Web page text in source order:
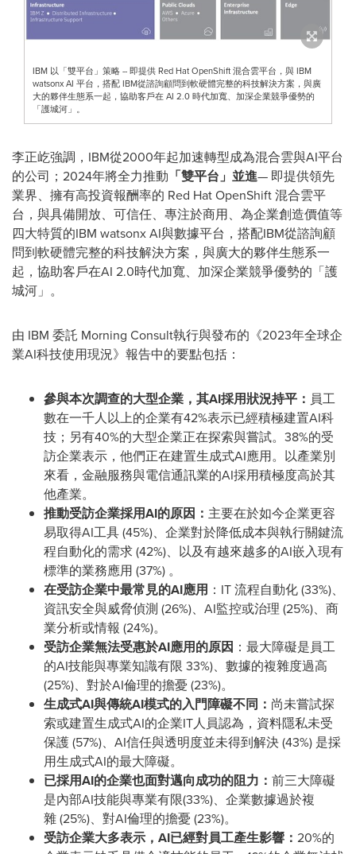
IBM 以「雙平台」策略 -- 即提供 Red Hat OpenShift 混合雲平台，與 IBM
watsonx AI 平台，搭配 IBM從諮詢顧問到軟硬體完整的科技解決方案，與廣
大的夥伴生態系一起，協助客戶在 AI 2.0 時代加寬、加深企業競爭優勢的
「護城河」。
李正屹強調，IBM從2000年起加速轉型成為混合雲與AI平台
的公司；2024年將全力推動 「雙平台」並進— 即提供領先
業界、擁有高投資報酬率的 Red Hat OpenShift 混合雲平
台，與具備開放、可信任、專注於商用、為企業創造價值等
四大特質的IBM watsonx AI與數據平台，搭配IBM從諮詢顧
問到軟硬體完整的科技解決方案，與廣大的夥伴生態系一
起，協助客戶在AI 2.0時代加寬、加深企業競爭優勢的「護
城河」。
由 IBM 委託 Morning Consult執行與發布的《2023年全球企
業AI科技使用現況》報告中的要點包括：
參與本次調查的大型企業，其AI採用狀況持平 ： 員工
數在一千人以上的企業有42%表示已經積極建置AI科
技；另有40%的大型企業正在探索與嘗試。38%的受
訪企業表示，他們正在建置生成式AI應用。以產業別
來看，金融服務與電信通訊業的AI採用積極度高於其
他產業。
推動受訪企業採用AI的原因： 主要在於如今企業更容
易取得AI工具 (45%)、企業對於降低成本與執行關鍵流
程自動化的需求 (42%)、以及有越來越多的AI嵌入現有
標準的業務應用 (37%) 。
在受訪企業中最常見的AI應用 ：IT 流程自動化 (33%)、
資訊安全與威脅偵測 (26%)、AI監控或治理 (25%)、商
業分析或情報 (24%)。
受訪企業無法受惠於AI應用的原因 ：最大障礙是員工
的AI技能與專業知識有限 33%)、數據的複雜度過高
(25%)、對於AI倫理的擔憂 (23%)。
生成式AI與傳統AI模式的入門障礙不同： 尚未嘗試探
索或建置生成式AI的企業IT人員認為，資料隱私未受
保護 (57%)、AI信任與透明度並未得到解決 (43%) 是採
用生成式AI的最大障礙。
已採用AI的企業也面對邁向成功的阻力： 前三大障礙
是內部AI技能與專業有限(33%)、企業數據過於複
雜 (25%)、對AI倫理的擔憂 (23%)。
受訪企業大多表示， AI已經對員工產生影響： 20%的